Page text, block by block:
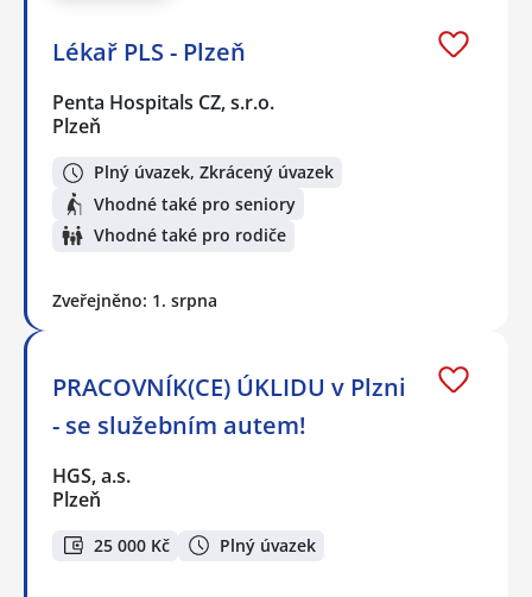
Lékař PLS - Plzeň
Penta Hospitals CZ, s.r.o.
Plzeň
Plný úvazek, Zkrácený úvazek
Vhodné také pro seniory
Vhodné také pro rodiče
Zveřejněno: 1. srpna
PRACOVNÍK(CE) ÚKLIDU v Plzni
- se služebním autem!
HGS, a.s.
Plzeň
25 000 Kč Plný úvazek